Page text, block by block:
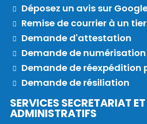
Déposez un avis sur
Remise de courrier à un tier
Demande d'attestation
Demande de
Demande de réexpédition
Demande de résiliation
SERVICES SECRETARIAT ET
ADMINISTRATIFS